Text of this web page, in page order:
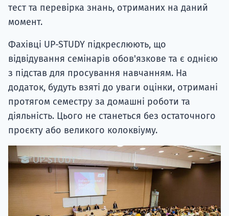
тест та перевірка знань, отриманих на даний
момент.
Фахівці UP-STUDY підкреслюють, що
відвідування семінарів обов'язкове та є однією
з підстав для просування навчанням. На
додаток, будуть взяті до уваги оцінки, отримані
протягом семестру за домашні роботи та
діяльність. Цього не станеться без остаточного
проєкту або великого колоквіуму.